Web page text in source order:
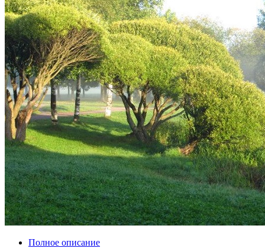
Полное описание